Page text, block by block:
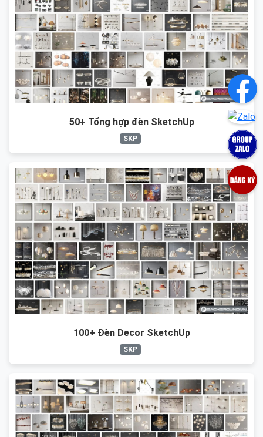
50+ Tổng hợp đèn SketchUp
SKP
100+ Đèn Decor SketchUp
SKP